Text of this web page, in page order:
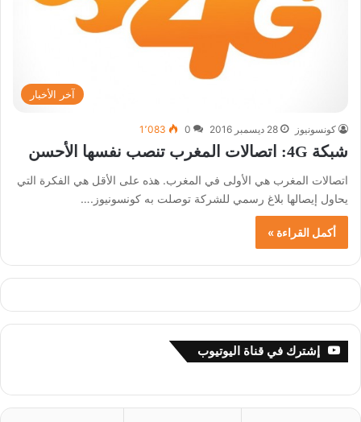
آخر الأخبار
كونسونيوز 28 ديسمبر 2016 0 1٬083
شبكة 4G: اتصالات المغرب تنصب نفسها الأحسن
اتصالات المغرب هي الأولى في المغرب. هذه على الأقل هي الفكرة التي
يحاول إيصالها بلاغ رسمي للشركة توصلت به كونسونيوز.…
أكمل القراءة »
إشترك في قناة اليوتيوب